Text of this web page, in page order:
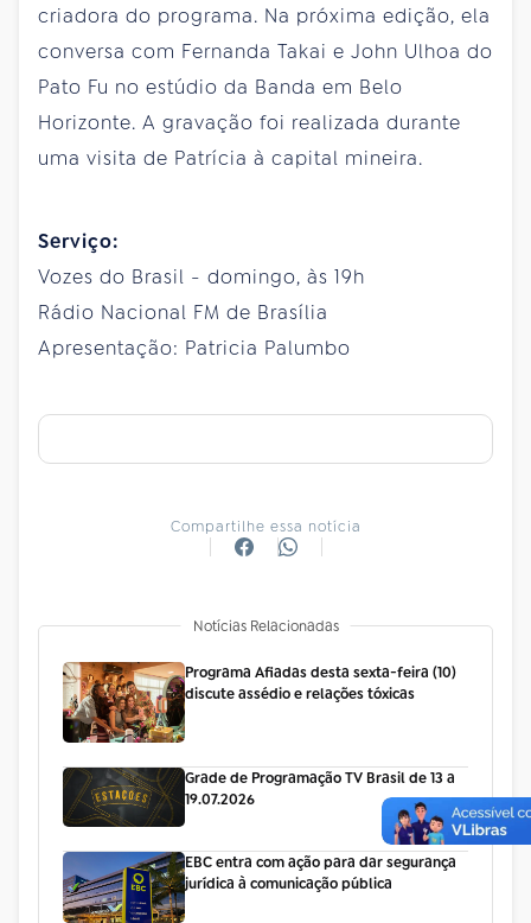
criadora do programa. Na próxima edição, ela
conversa com Fernanda Takai e John Ulhoa do
Pato Fu no estúdio da Banda em Belo
Horizonte. A gravação foi realizada durante
uma visita de Patrícia à capital mineira.
Serviço:
Vozes do Brasil - domingo, às 19h
Rádio Nacional FM de Brasília
Apresentação: Patricia Palumbo
Compartilhe essa notícia
Notícias Relacionadas
Programa Afiadas desta sexta-feira (10)
discute assédio e relações tóxicas
Grade de Programação TV Brasil de 13 a
19.07.2026
EBC entra com ação para dar segurança
jurídica à comunicação pública